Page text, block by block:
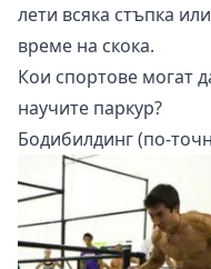
лети всяка стъпка
време на скока.
Кои спортове могат
научите паркур?
Бодибилдинг (по-